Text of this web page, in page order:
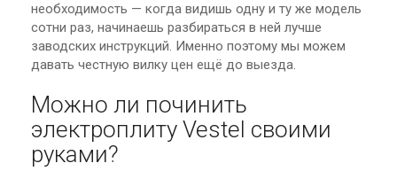
необходимость — когда видишь одну и ту же модель
сотни раз, начинаешь разбираться в ней лучше
заводских инструкций. Именно поэтому мы можем
давать честную вилку цен ещё до выезда.
Можно ли починить
электроплиту Vestel своими
руками?